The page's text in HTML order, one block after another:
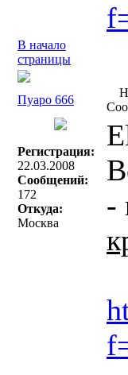
В начало
страницы
Пуаро 666
Регистрация:
22.03.2008
Сообщений:
172
Откуда:
Москва
-